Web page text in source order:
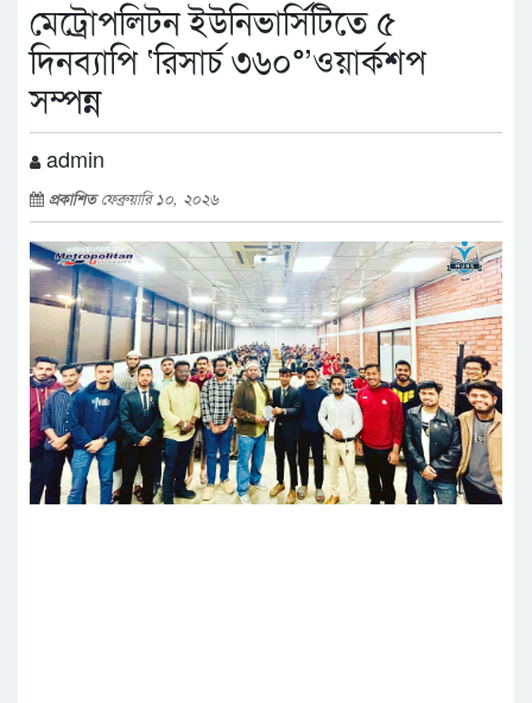
মেট্রোপলিটন ইউনিভার্সিটিতে ৫
দিনব্যাপি ‘রিসার্চ ৩৬০°’ওয়ার্কশপ
সম্পন্ন
admin
প্রকাশিতফেব্রুয়ারি ১০, ২০২৬